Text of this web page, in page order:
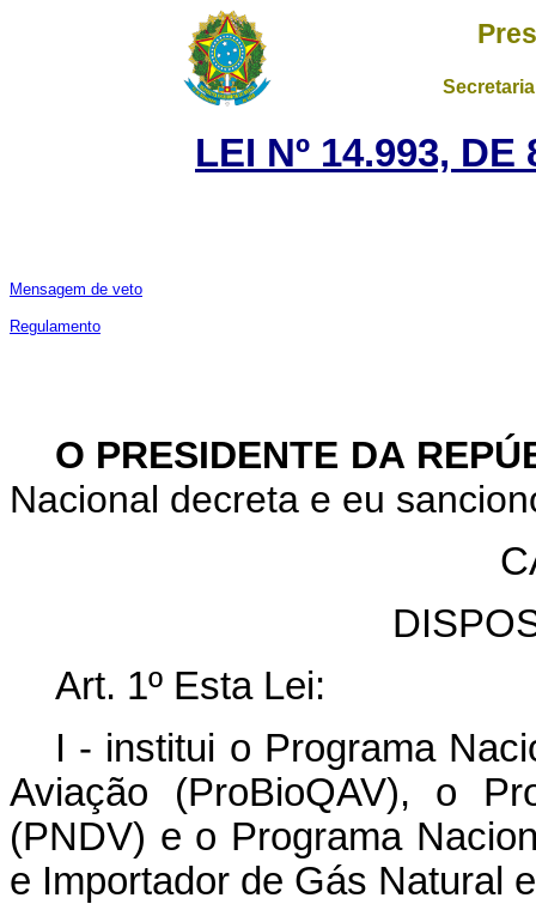
LEI Nº 14.993,
Mensagem de veto
Regulamento
O PRESIDENTE DA
Nacional decreta e eu
Art. 1º Esta Lei:
I - institui o Programa
Aviação (ProBioQAV), o
(PNDV) e o Programa
e Importador de Gás Natural